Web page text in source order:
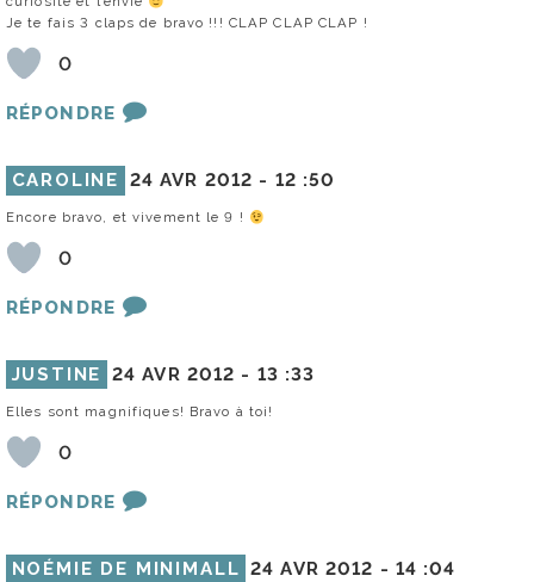
Je te fais 3 claps de bravo !!! CLAP CLAP CLAP !
0
RÉPONDRE
CAROLINE 24 AVR 2012 - 12 :50
Encore bravo, et vivement le 9 !
0
RÉPONDRE
JUSTINE 24 AVR 2012 - 13 :33
Elles sont magnifiques! Bravo à toi!
0
RÉPONDRE
NOÉMIE DE MINIMALL 24 AVR 2012 - 14 :04